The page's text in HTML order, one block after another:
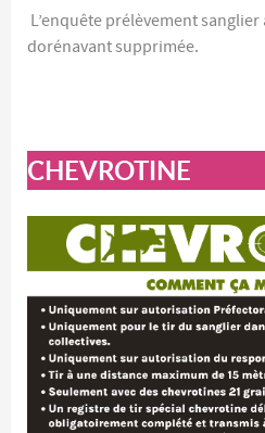
L’enquête prélèvement
dorénavant supprimée.
CHEVROTINE